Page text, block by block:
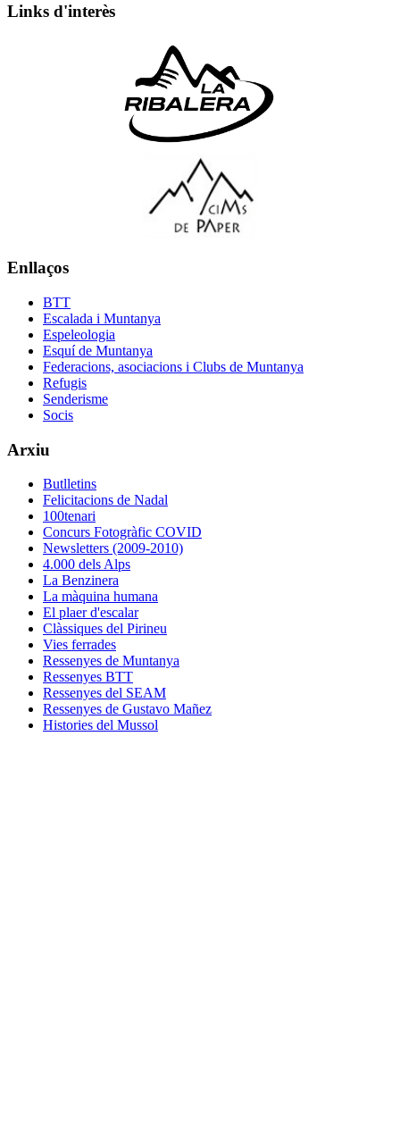
Links d'interès
Enllaços
BTT
Escalada i Muntanya
Espeleologia
Esquí de Muntanya
Federacions, asociacions i Clubs de Muntanya
Refugis
Senderisme
Socis
Arxiu
Butlletins
Felicitacions de Nadal
100tenari
Concurs Fotogràfic COVID
Newsletters (2009-2010)
4.000 dels Alps
La Benzinera
La màquina humana
El plaer d'escalar
Clàssiques del Pirineu
Vies ferrades
Ressenyes de Muntanya
Ressenyes BTT
Ressenyes del SEAM
Ressenyes de Gustavo Mañez
Histories del Mussol